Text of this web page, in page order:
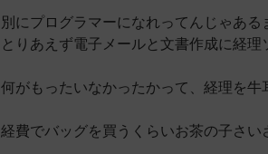
別にプログラマーになれってんじゃある
とりあえず電子メールと文書作成に経理
何がもったいなかったかって、経理を牛
経費でバッグを買うくらいお茶の子さい